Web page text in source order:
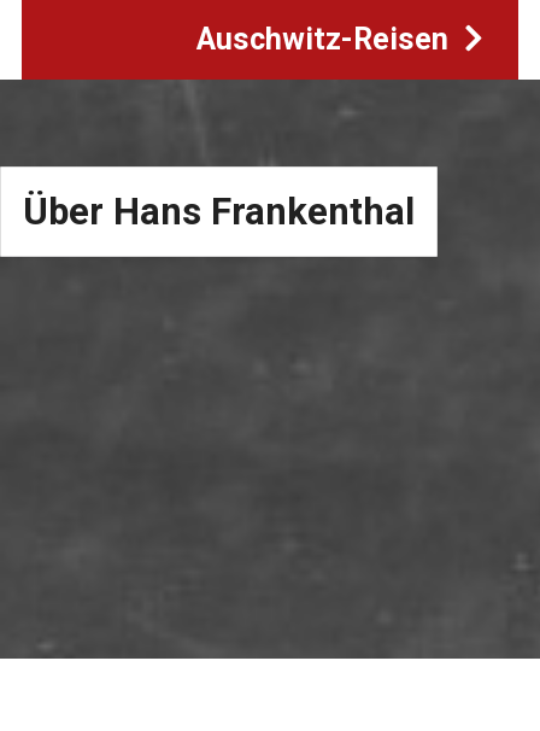
Auschwitz-Reisen
Über Hans Frankenthal